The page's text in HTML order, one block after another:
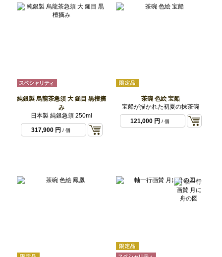
純銀製 烏龍茶急須 大 鎚目 黒檀摘
み
日本製 純銀急須 250ml
317,900 円 / 個
茶碗 色絵 宝船
宝船が描かれた初夏の抹茶碗
121,000 円 / 個